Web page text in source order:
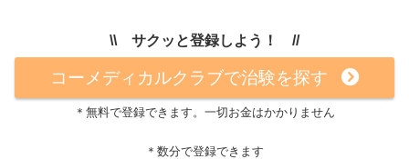
\\ サクッと登録しよう！ //
コーメディカルクラブで治験を探す
＊無料で登録できます。一切お金はかかりません
＊数分で登録できます